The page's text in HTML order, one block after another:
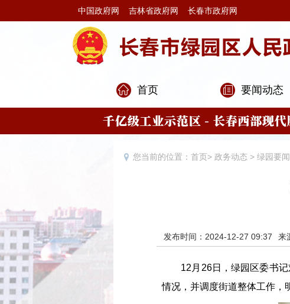
中国政府网 吉林省政府网 长春市政府网
首页 要闻动态
您当前的位置： 首页> 政务动态 > 绿园要闻
发布时间：2024-12-27 09:37 来
12月26日，绿园区委书记
情况，并调度街道整体工作，